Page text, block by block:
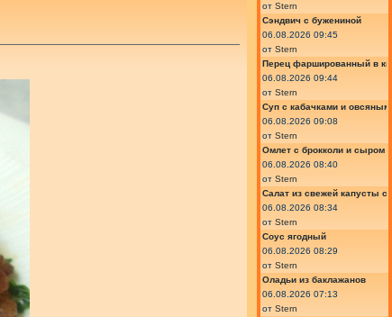
от Stern
Сэндвич с бужениной
06.08.2026 09:45
от Stern
Перец фаршированный в
06.08.2026 09:44
от Stern
Суп с кабачками и
06.08.2026 09:08
от Stern
Омлет с брокколи и сыром
06.08.2026 08:40
от Stern
Салат из свежей капусты
06.08.2026 08:34
от Stern
Соус ягодный
06.08.2026 08:29
от Stern
Оладьи из баклажанов
06.08.2026 07:13
от Stern